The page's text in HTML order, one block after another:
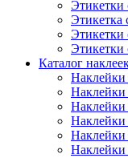
Этикетки
Этикетка
Этикетки
Этикетки
Каталог
Наклейки
Наклейки
Наклейки
Наклейки